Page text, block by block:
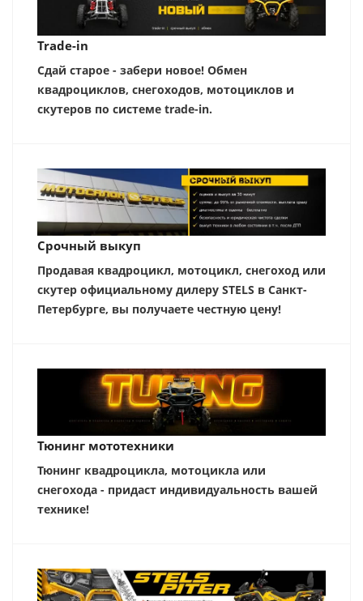
Trade-in
Сдай старое - забери новое! Обмен
квадроциклов, снегоходов, мотоциклов и
скутеров по системе trade-in.
Срочный выкуп
Продавая квадроцикл, мотоцикл, снегоход или
скутер официальному дилеру STELS в Санкт-
Петербурге, вы получаете честную цену!
Тюнинг мототехники
Тюнинг квадроцикла, мотоцикла или
снегохода - придаст индивидуальность вашей
технике!